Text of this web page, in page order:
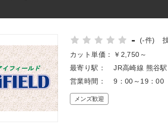
- (-件)
カット単価：
￥2,750～
最寄り駅：
JR高崎線 熊谷
営業時間：
9：00～19：00
メンズ歓迎